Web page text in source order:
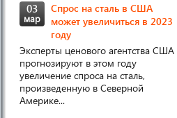
03
мар
Спрос на сталь в США
может увеличиться в 2023
году
Эксперты ценового агентства США
прогнозируют в этом году
увеличение спроса на сталь,
произведенную в Северной
Америке...